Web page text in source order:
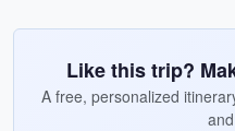
Like this trip?
A free, personalized